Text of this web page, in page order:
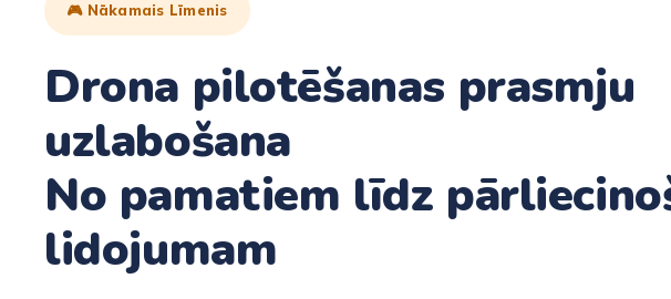
🎮 Nākamais Līmenis
Drona pilotēšanas prasmju
uzlabošana
No pamatiem līdz
lidojumam